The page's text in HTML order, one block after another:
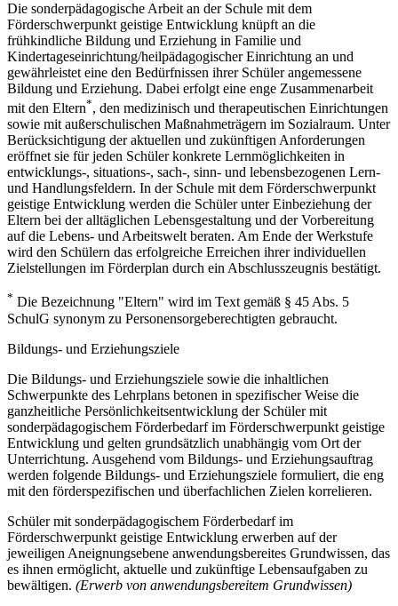
Die sonderpädagogische Arbeit an der Schule mit dem
Förderschwerpunkt geistige Entwicklung knüpft an die
frühkindliche Bildung und Erziehung in Familie und
Kindertageseinrichtung/heilpädagogischer Einrichtung an und
gewährleistet eine den Bedürfnissen ihrer Schüler angemessene
Bildung und Erziehung. Dabei erfolgt eine enge Zusammenarbeit
mit den Eltern*, den medizinisch und therapeutischen Einrichtungen
sowie mit außerschulischen Maßnahmeträgern im Sozialraum. Unter
Berücksichtigung der aktuellen und zukünftigen Anforderungen
eröffnet sie für jeden Schüler konkrete Lernmöglichkeiten in
entwicklungs-, situations-, sach-, sinn- und lebensbezogenen Lern-
und Handlungsfeldern. In der Schule mit dem Förderschwerpunkt
geistige Entwicklung werden die Schüler unter Einbeziehung der
Eltern bei der alltäglichen Lebensgestaltung und der Vorbereitung
auf die Lebens- und Arbeitswelt beraten. Am Ende der Werkstufe
wird den Schülern das erfolgreiche Erreichen ihrer individuellen
Zielstellungen im Förderplan durch ein Abschlusszeugnis bestätigt.
* Die Bezeichnung "Eltern" wird im Text gemäß § 45 Abs. 5
SchulG synonym zu Personensorgeberechtigten gebraucht.
Bildungs- und Erziehungsziele
Die Bildungs- und Erziehungsziele sowie die inhaltlichen
Schwerpunkte des Lehrplans betonen in spezifischer Weise die
ganzheitliche Persönlichkeitsentwicklung der Schüler mit
sonderpädagogischem Förderbedarf im Förderschwerpunkt geistige
Entwicklung und gelten grundsätzlich unabhängig vom Ort der
Unterrichtung. Ausgehend vom Bildungs- und Erziehungsauftrag
werden folgende Bildungs- und Erziehungsziele formuliert, die eng
mit den förderspezifischen und überfachlichen Zielen korrelieren.
Schüler mit sonderpädagogischem Förderbedarf im
Förderschwerpunkt geistige Entwicklung erwerben auf der
jeweiligen Aneignungsebene anwendungsbereites Grundwissen, das
es ihnen ermöglicht, aktuelle und zukünftige Lebensaufgaben zu
bewältigen. (Erwerb von anwendungsbereitem Grundwissen)